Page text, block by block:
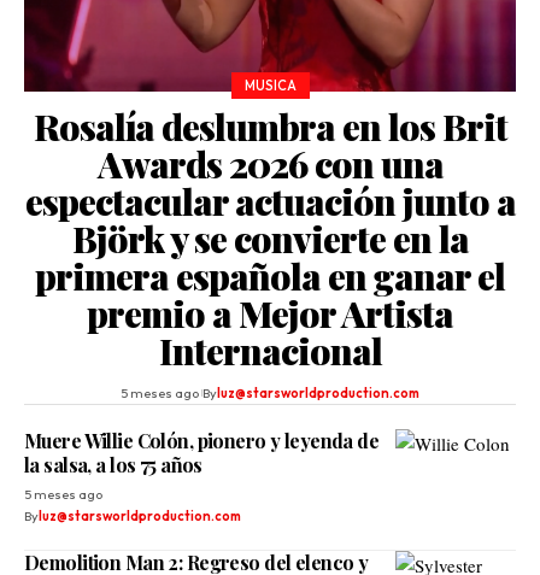
MUSICA
Rosalía deslumbra en los Brit
Awards 2026 con una
espectacular actuación junto a
Björk y se convierte en la
primera española en ganar el
premio a Mejor Artista
Internacional
5 meses ago By luz@starsworldproduction.com
Muere Willie Colón, pionero y leyenda de
la salsa, a los 75 años
5 meses ago
By luz@starsworldproduction.com
Demolition Man 2: Regreso del elenco y